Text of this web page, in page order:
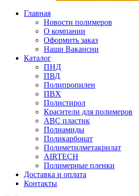
Главная
Новости полимеров
О компании
Оформить заказ
Наши Вакансии
Каталог
ПНД
ПВД
Полипропилен
ПВХ
Полистирол
Красители для полимеров
АВС пластик
Полиамиды
Поликарбонат
Полиметилметакрилат
AIRTECH
Полимерные пленки
Доставка и оплата
Контакты